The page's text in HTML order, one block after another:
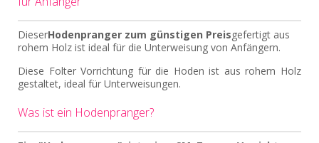
DieserHodenpranger zum günstigen Preisgefertigt aus
rohem Holz ist ideal für die Unterweisung von Anfängern.
Diese Folter Vorrichtung für die Hoden ist aus rohem Holz
gestaltet, ideal für Unterweisungen.
Was ist ein Hodenpranger?